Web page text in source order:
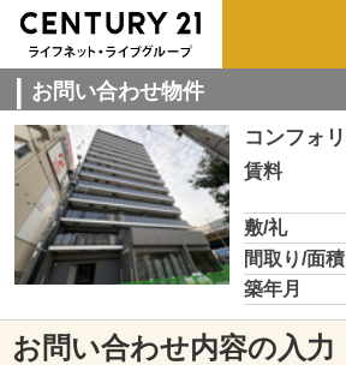
お問い合わせ物件
賃料
敷/礼
間取り/面積
築年月
お問い合わせ内容の入力